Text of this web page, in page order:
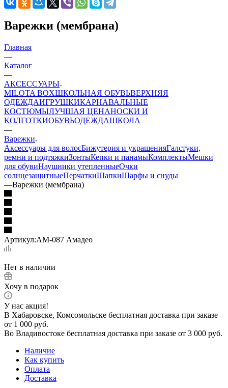
Варежки (мембрана)
Главная
—
Каталог
—
АКСЕССУАРЫ
MILOTA BOXШКОЛЬНАЯ ОБУВЬВЕРХНЯЯ
ОДЕЖДАИГРУШКИКАРНАВАЛЬНЫЕ
КОСТЮМЫЛУЧШАЯ ЦЕНАНОСКИ И
КОЛГОТКИОБУВЬОДЕЖДАШКОЛА
—
Варежки
Аксессуары для волосБижутерия и украшенияГалстуки,
ремни и подтяжкиЗонтыКепки и панамыКомплектыМешки
для обувиНаушники утепленныеОчки
солнцезащитныеПерчаткиШапкиШарфы и снуды
—Варежки (мембрана)
Артикул:АМ-087 Амадео
Нет в наличии
Хочу в подарок
У нас акция!
В Хабаровске, Комсомольске бесплатная доставка при заказе
от 1 000 руб.
Во Владивостоке бесплатная доставка при заказе от 3 000 руб.
Наличие
Как купить
Оплата
Доставка